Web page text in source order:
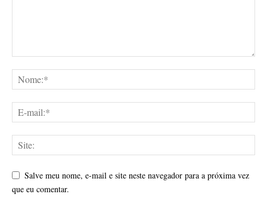
Salve meu nome, e-mail e site neste navegador para a próxima vez
que eu comentar.